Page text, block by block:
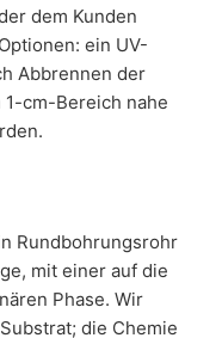
dem Kunden
ein UV-
Abbrennen der
cm-Bereich nahe
Rundbohrungsrohr
mit einer auf die
Phase. Wir
die Chemie